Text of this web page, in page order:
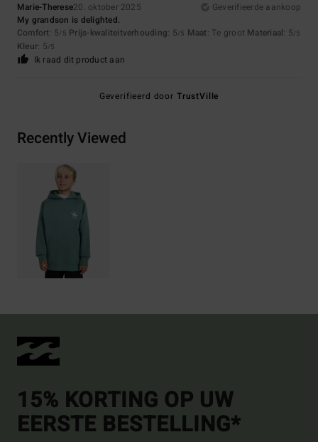
Marie-Therese20. oktober 2025
Geverifieerde aankoop
My grandson is delighted.
Comfort: 5/5 Prijs-kwaliteitverhouding: 5/5 Maat: Te groot Materiaal: 5/5
Kleur: 5/5
Ik raad dit product aan
Geverifieerd door TrustVille
Recently Viewed
15% KORTING OP UW
EERSTE BESTELLING*